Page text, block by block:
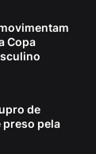
Copa
de
preso pela